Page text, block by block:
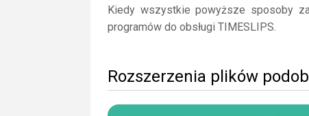
Kiedy wszystkie powyższe sposoby
programów do obsługi TIMESLIPS.
Rozszerzenia plików